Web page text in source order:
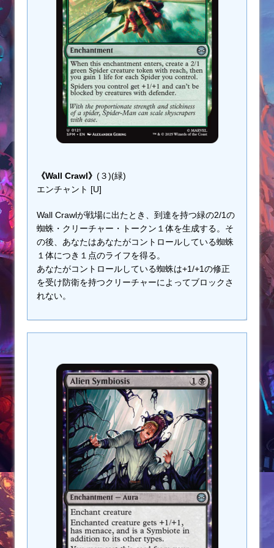
《Wall Crawl》 (３)(緑)
エンチャント [U]
Wall Crawlが戦場に出たとき、到達を持つ緑の2/1の
蜘蛛・クリーチャー・トークン１体を生成する。そ
の後、あなたはあなたがコントロールしている蜘蛛
１体につき１点のライフを得る。
あなたがコントロールしている蜘蛛は+1/+1の修正
を受け防衛を持つクリーチャーによってブロックさ
れない。